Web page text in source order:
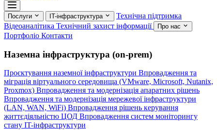
Послуги IT-інфраструктура
Технічна підтримка
Відеоаналітика Технічний захист інформації Про нас
Портфоліо Контакти
Наземна інфраструктура (on-prem)
Проєктування наземної інфраструктури Впровадження та
міграція віртуального середовища (VMware, Microsoft, Nutanix,
Proxmox) Впровадження та модернізація апаратних рішень
Впровадження та модернізація мережевої інфраструктури
(LAN, WAN, WiFi) Впровадження рішень керування
життєдіяльністю ЦОД Впровадження систем моніторингу
стану IT-інфраструктури